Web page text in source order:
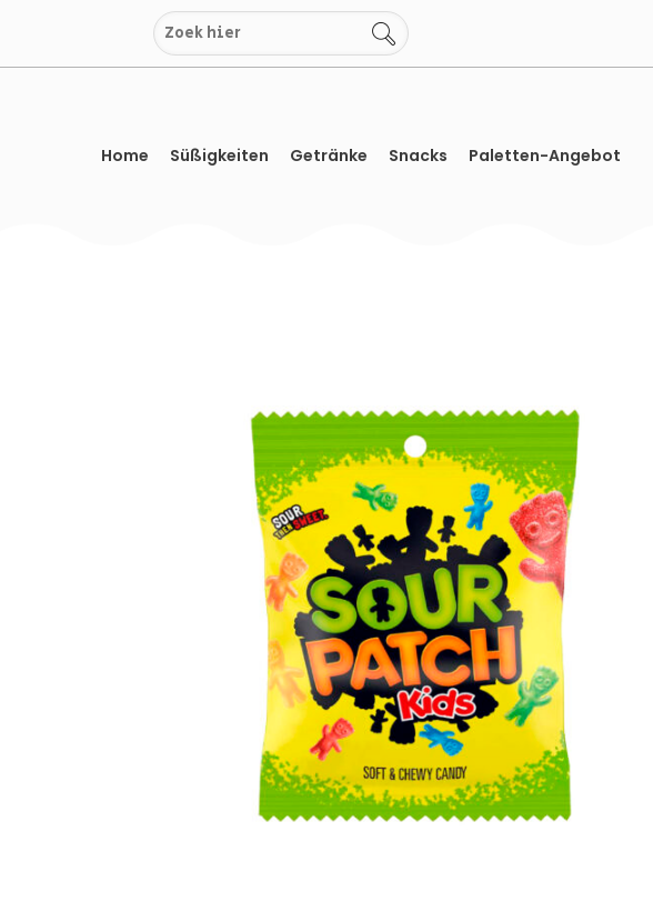
springen
Home Süßigkeiten Getränke Snacks Paletten-Angebot